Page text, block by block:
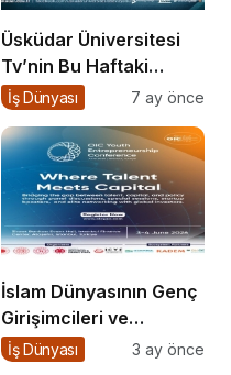
Üsküdar Üniversitesi
Tv’nin Bu Haftaki
Konuğu Mürsel Ferhat
İş Dünyası 7 ay önce
İslam Dünyasının Genç
Girişimcileri ve
Yatırımcıları
İş Dünyası 3 ay önce